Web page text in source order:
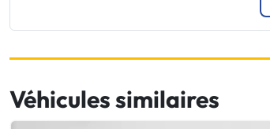
Véhicules similaires